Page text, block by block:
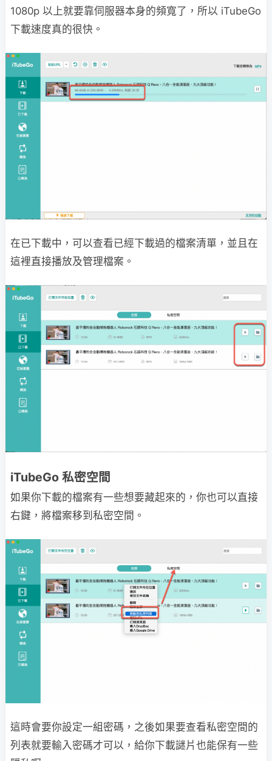
1080p 以上就要靠伺服器本身的頻寬了，所以 iTubeGo
下載速度真的很快。
在已下載中，可以查看已經下載過的檔案清單，並且在
這裡直接播放及管理檔案。
iTubeGo 私密空間
如果你下載的檔案有一些想要藏起來的，你也可以直接
右鍵，將檔案移到私密空間。
這時會要你設定一組密碼，之後如果要查看私密空間的
列表就要輸入密碼才可以，給你下載謎片也能保有一些